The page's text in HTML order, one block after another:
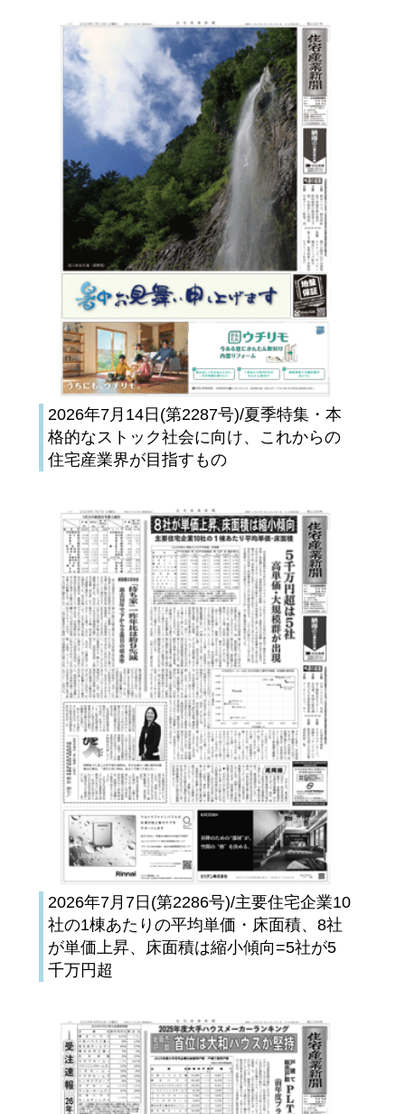
2026年7月14日(第2287号)/夏季特集・本
格的なストック社会に向け、これからの
住宅産業界が目指すもの
2026年7月7日(第2286号)/主要住宅企業10
社の1棟あたりの平均単価・床面積、8社
が単価上昇、床面積は縮小傾向=5社が5
千万円超